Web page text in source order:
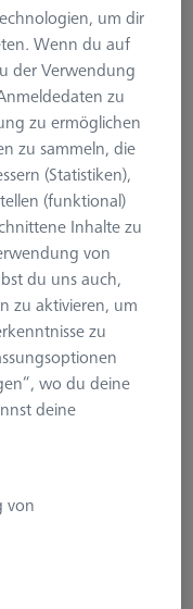
Seite drucken
um dir
Wenn du auf
der Verwendung
zu
zu ermöglichen
zu sammeln, die
(Statistiken),
(funktional)
Inhalte zu
von
du uns auch,
zu aktivieren, um
zu
wo du deine
deine
von